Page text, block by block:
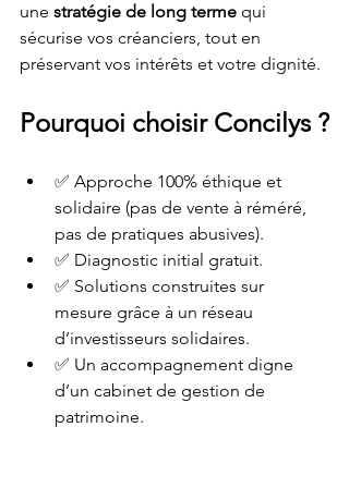
une stratégie de long terme qui
sécurise vos créanciers, tout en
préservant vos intérêts et votre dignité.
Pourquoi choisir Concilys ?
✅ Approche 100% éthique et
solidaire (pas de vente à réméré,
pas de pratiques abusives).
✅ Diagnostic initial gratuit.
✅ Solutions construites sur
mesure grâce à un réseau
d’investisseurs solidaires.
✅ Un accompagnement digne
d’un cabinet de gestion de
patrimoine.